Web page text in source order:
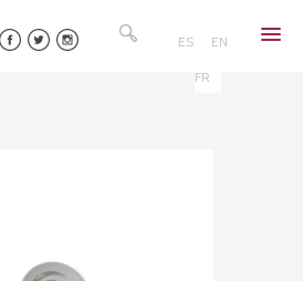
to
ES EN
FR